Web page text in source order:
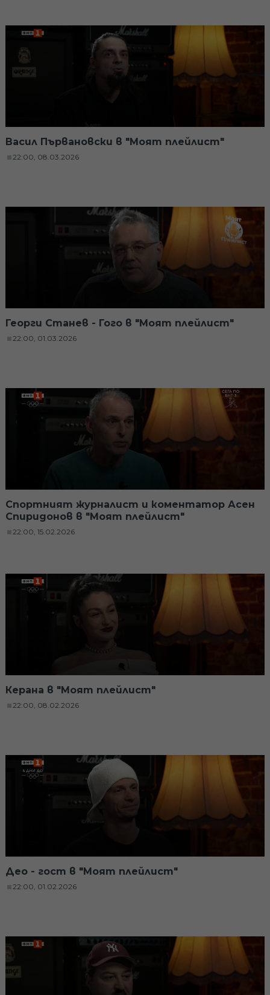
Васил Първановски в "Моят плейлист"
22:00, 08.03.2026
Георги Станев - Гого в "Моят плейлист"
22:00, 01.03.2026
Спортният журналист и коментатор Асен
Спиридонов в "Моят плейлист"
22:00, 15.02.2026
Керана в "Моят плейлист"
22:00, 08.02.2026
Део - гост в "Моят плейлист"
22:00, 01.02.2026